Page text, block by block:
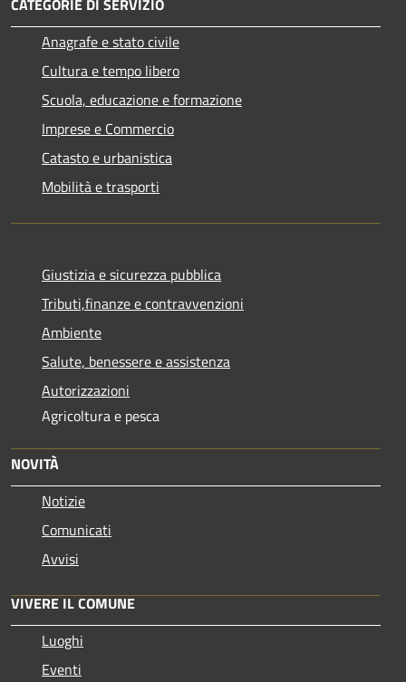
CATEGORIE DI SERVIZIO
Anagrafe e stato civile
Cultura e tempo libero
Scuola, educazione e formazione
Imprese e Commercio
Catasto e urbanistica
Mobilità e trasporti
Giustizia e sicurezza pubblica
Tributi,finanze e contravvenzioni
Ambiente
Salute, benessere e assistenza
Autorizzazioni
Agricoltura e pesca
NOVITÀ
Notizie
Comunicati
Avvisi
VIVERE IL COMUNE
Luoghi
Eventi